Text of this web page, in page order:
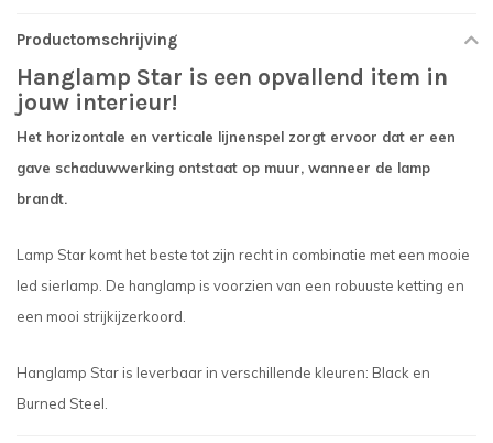
Productomschrijving
Hanglamp Star is een opvallend item in
jouw interieur!
Het horizontale en verticale lijnenspel zorgt ervoor dat er een
gave schaduwwerking ontstaat op muur, wanneer de lamp
brandt.
Lamp Star komt het beste tot zijn recht in combinatie met een mooie
led sierlamp. De hanglamp is voorzien van een robuuste ketting en
een mooi strijkijzerkoord.
Hanglamp Star is leverbaar in verschillende kleuren: Black en
Burned Steel.